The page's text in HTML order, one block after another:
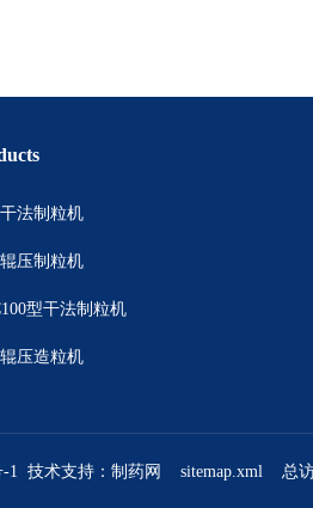
法制粒机
压制粒机
型干法制粒机
压造粒机
-1 技术支持： 制药网 sitemap.xml 总访